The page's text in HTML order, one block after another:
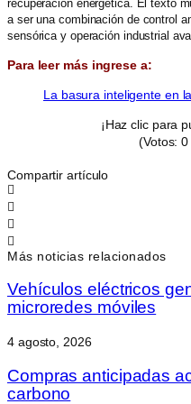
recuperación energética. El texto
a ser una combinación de control
sensórica y operación industrial
Para leer más ingrese a:
La basura inteligente en
¡Haz clic para
(Votos:0
Compartir artículo
Más noticias relacionados
Vehículos eléctricos
microredes móviles
4 agosto, 2026
Compras anticipadas
carbono